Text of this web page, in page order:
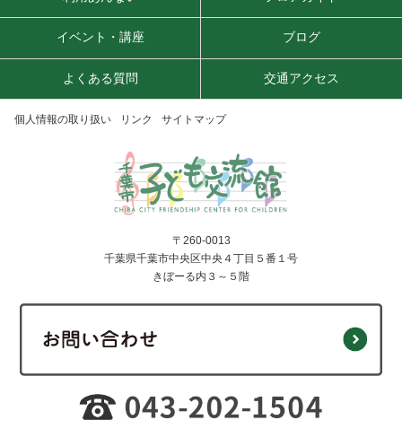
イベント・講座 ブログ
よくある質問 交通アクセス
個人情報の取り扱い リンク サイトマップ
〒260-0013
千葉県千葉市中央区中央４丁目５番１号
きぼーる内３～５階